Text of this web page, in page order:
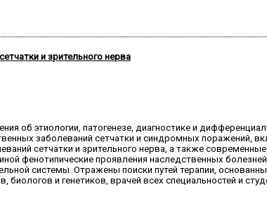
и зрительного нерва
об этиологии, патогенезе, диагностике и
заболеваний сетчатки и синдромных
сетчатки и зрительного нерва, а также
фенотипические проявления наследственных
системы. Отражены поиски путей терапии,
и генетиков, врачей всех специальностей и